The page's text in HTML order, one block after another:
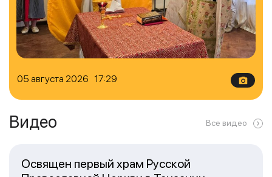
05 августа 2026 17:29
Видео Все видео
Освящен первый храм Русской